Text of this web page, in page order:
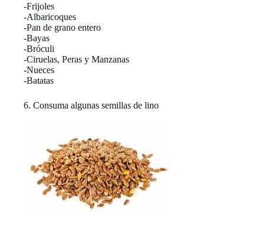
-Frijoles
-Albaricoques
-Pan de grano entero
-Bayas
-Bróculi
-Ciruelas, Peras y Manzanas
-Nueces
-Batatas
6. Consuma algunas semillas de lino